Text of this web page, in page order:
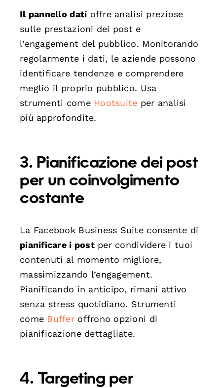
Il pannello dati offre analisi preziose
sulle prestazioni dei post e
l’engagement del pubblico. Monitorando
regolarmente i dati, le aziende possono
identificare tendenze e comprendere
meglio il proprio pubblico. Usa
strumenti come Hootsuite per analisi
più approfondite.
3. Pianificazione dei post
per un coinvolgimento
costante
La Facebook Business Suite consente di
pianificare i postper condividere i tuoi
contenuti al momento migliore,
massimizzando l’engagement.
Pianificando in anticipo, rimani attivo
senza stress quotidiano. Strumenti
come Bufferoffrono opzioni di
pianificazione dettagliate.
4. Targeting per